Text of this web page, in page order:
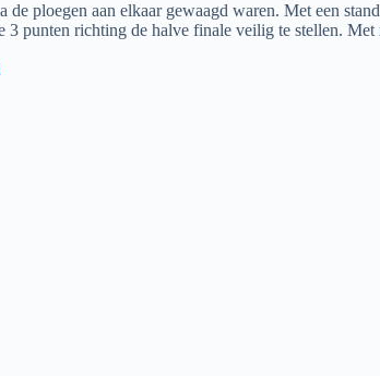
ploegen aan elkaar gewaagd waren. Met een
punten richting de halve finale veilig te stellen.